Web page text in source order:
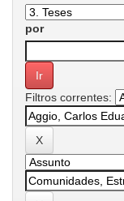
por
Filtros correntes: